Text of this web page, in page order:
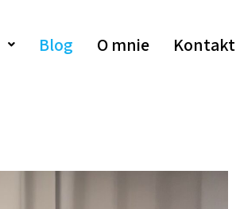
Blog O mnie Kontakt